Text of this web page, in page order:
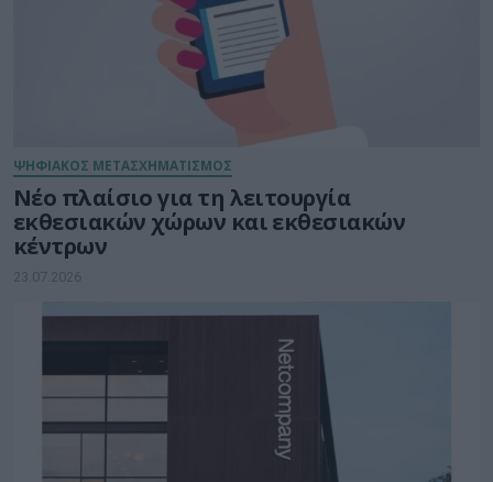
ΨΗΦΙΑΚΟΣ ΜΕΤΑΣΧΗΜΑΤΙΣΜΟΣ
Νέο πλαίσιο για τη λειτουργία
εκθεσιακών χώρων και εκθεσιακών
κέντρων
23.07.2026